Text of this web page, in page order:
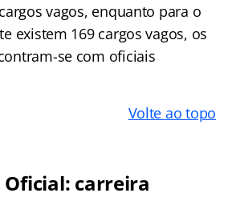
vagos, enquanto para o
existem 169 cargos vagos, os
se com oficiais
Volte ao topo
Oficial: carreira